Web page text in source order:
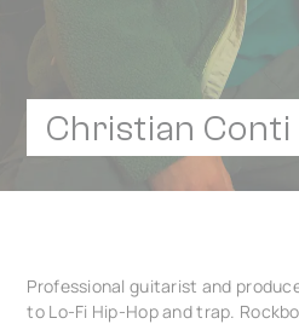
Christian Conti
Professional guitarist and
to Lo-Fi Hip-Hop and trap.